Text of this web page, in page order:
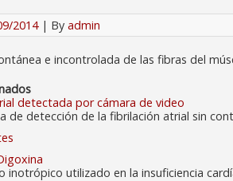
2014| By admin
e incontrolada de las fibras del
detectada por cámara de video
de detección de la fibrilación atrial sin
inotrópico utilizado en la insuficiencia